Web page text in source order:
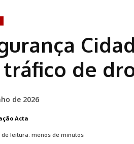
de
de 2026
Acta
de leitura: menos de minutos